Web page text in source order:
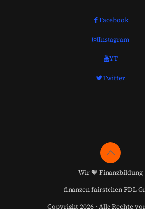
Facebook
Instagram
YT
Twitter
Wir 🧡 Finanzbildung
finanzen fairstehen FDL
Copyright 2026 · Alle Rechte